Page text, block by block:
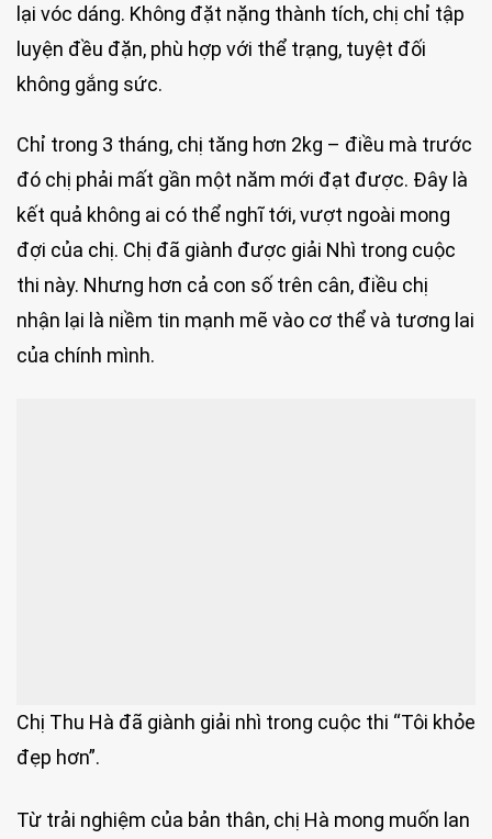
lại vóc dáng. Không đặt nặng thành tích, chị chỉ tập
luyện đều đặn, phù hợp với thể trạng, tuyệt đối
không gắng sức.
Chỉ trong 3 tháng, chị tăng hơn 2kg – điều mà trước
đó chị phải mất gần một năm mới đạt được. Đây là
kết quả không ai có thể nghĩ tới, vượt ngoài mong
đợi của chị. Chị đã giành được giải Nhì trong cuộc
thi này. Nhưng hơn cả con số trên cân, điều chị
nhận lại là niềm tin mạnh mẽ vào cơ thể và tương lai
của chính mình.
Chị Thu Hà đã giành giải nhì trong cuộc thi “Tôi khỏe
đẹp hơn”.
Từ trải nghiệm của bản thân, chị Hà mong muốn lan